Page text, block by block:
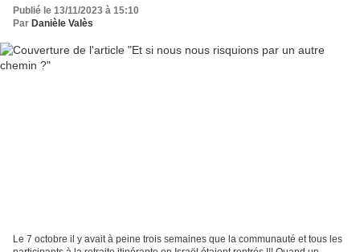
Publié le 13/11/2023 à 15:10
Par Danièle Valès
Le 7 octobre il y avait à peine trois semaines que la communauté et tous les